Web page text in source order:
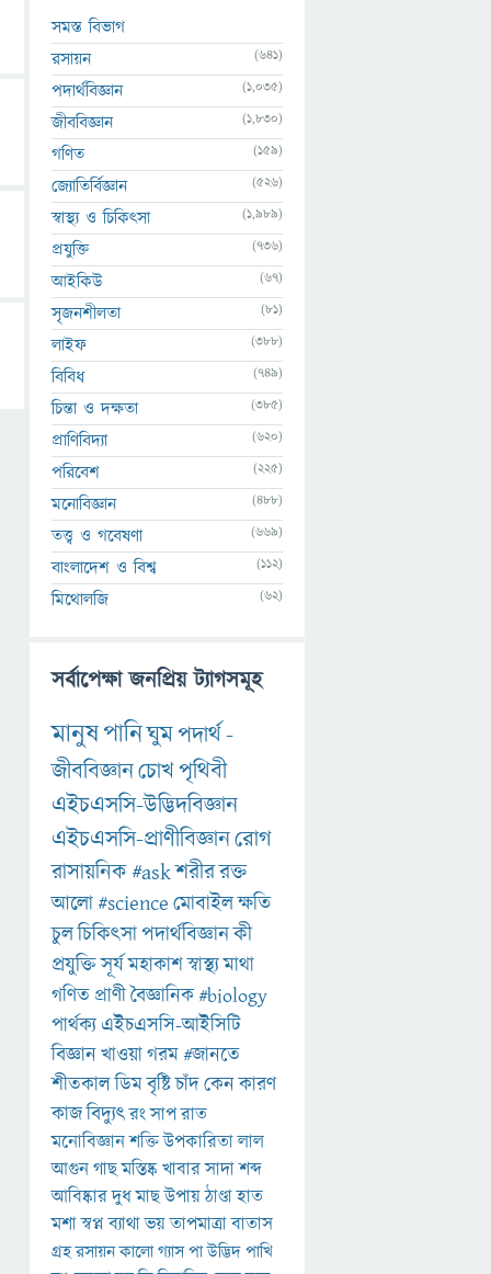
সমস্ত বিভাগ
রসায়ন
(641)
পদার্থবিজ্ঞান (1,035)
জীববিজ্ঞান (1,830)
গণিত (159)
জ্যোতির্বিজ্ঞান (526)
স্বাস্থ্য ও চিকিৎসা (1,989)
প্রযুক্তি (736)
আইকিউ (67)
সৃজনশীলতা (81)
লাইফ (388)
বিবিধ (749)
চিন্তা ও দক্ষতা (385)
প্রাণিবিদ্যা (620)
পরিবেশ (225)
মনোবিজ্ঞান (488)
তত্ত্ব ও গবেষণা (669)
বাংলাদেশ ও বিশ্ব (112)
মিথোলজি (62)
সর্বাপেক্ষা জনপ্রিয় ট্যাগসমূহ
মানুষপানিঘুমপদার্থ-
জীববিজ্ঞানচোখপৃথিবী
এইচএসসি-উদ্ভিদবিজ্ঞান
এইচএসসি-প্রাণীবিজ্ঞানরোগ
রাসায়নিক#askশরীররক্ত
আলো#scienceমোবাইলক্ষতি
চুলচিকিৎসাপদার্থবিজ্ঞানকী
প্রযুক্তিসূর্যমহাকাশস্বাস্থ্যমাথা
গণিত প্রাণীবৈজ্ঞানিক#biology
পার্থক্য এইচএসসি-আইসিটি
বিজ্ঞানখাওয়াগরম#জানতে
শীতকালডিমবৃষ্টিচাঁদকেনকারণ
কাজবিদ্যুৎরংসাপরাত
মনোবিজ্ঞানশক্তিউপকারিতালাল
আগুনগাছমস্তিষ্কখাবারসাদাশব্দ
আবিষ্কারদুধমাছউপায়ঠাণ্ডাহাত
মশাস্বপ্নব্যাথাভয়তাপমাত্রাবাতাস
গ্রহরসায়নকালোগ্যাসপাউদ্ভিদপাখি